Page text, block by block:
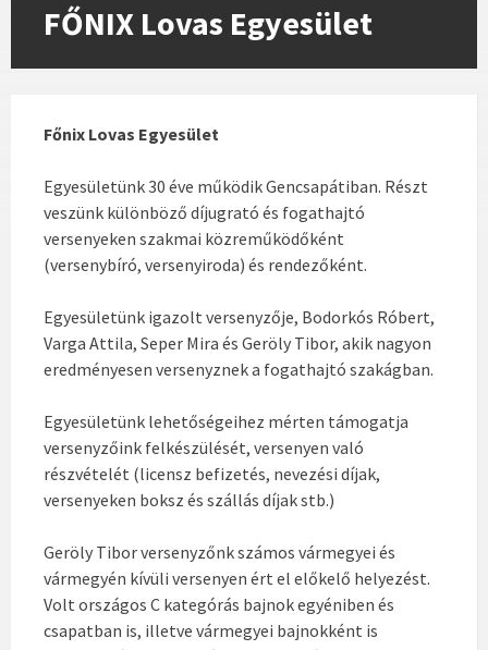
FŐNIX Lovas Egyesület
Főnix Lovas Egyesület
Egyesületünk 30 éve működik Gencsapátiban. Részt
veszünk különböző díjugrató és fogathajtó
versenyeken szakmai közreműködőként
(versenybíró, versenyiroda) és rendezőként.
Egyesületünk igazolt versenyzője, Bodorkós Róbert,
Varga Attila, Seper Mira és Geröly Tibor, akik nagyon
eredményesen versenyznek a fogathajtó szakágban.
Egyesületünk lehetőségeihez mérten támogatja
versenyzőink felkészülését, versenyen való
részvételét (licensz befizetés, nevezési díjak,
versenyeken boksz és szállás díjak stb.)
Geröly Tibor versenyzőnk számos vármegyei és
vármegyén kívüli versenyen ért el előkelő helyezést.
Volt országos C kategórás bajnok egyéniben és
csapatban is, illetve vármegyei bajnokként is